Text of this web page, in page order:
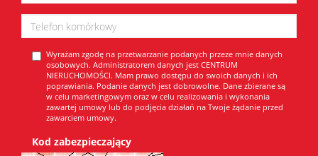
Wyrażam zgodę na przetwarzanie podanych przeze mnie danych
osobowych. Administratorem danych jest CENTRUM
NIERUCHOMOŚCI. Mam prawo dostępu do swoich danych i ich
poprawiania. Podanie danych jest dobrowolne. Dane zbierane są
w celu marketingowym oraz w celu realizowania i wykonania
zawartej umowy lub do podjęcia działań na Twoje żądanie przed
zawarciem umowy.
Kod zabezpieczający